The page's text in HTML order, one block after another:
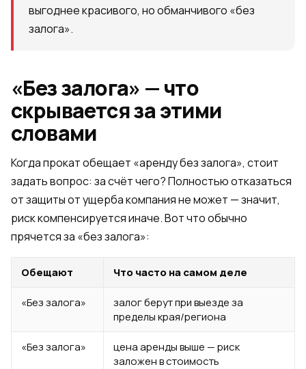
выгоднее красивого, но обманчивого «без
залога».
«Без залога» — что
скрывается за этими
словами
Когда прокат обещает «аренду без залога», стоит
задать вопрос: за счёт чего? Полностью отказаться
от защиты от ущерба компания не может — значит,
риск компенсируется иначе. Вот что обычно
прячется за «без залога»:
Обещают Что часто на самом деле
«Без залога»
залог берут при выезде за
пределы края/региона
«Без залога»
цена аренды выше — риск
заложен в стоимость